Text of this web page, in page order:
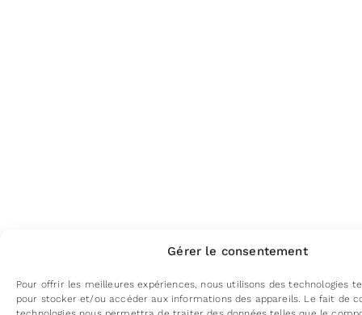
Gérer le consentement
Pour offrir les meilleures expériences, nous utilisons des technologies
pour stocker et/ou accéder aux informations des appareils. Le fait de